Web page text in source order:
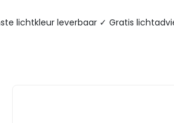
lichtkleur leverbaar ✓ Gratis